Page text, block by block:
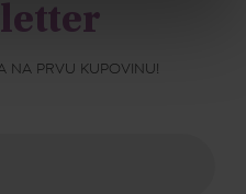
NA PRVU KUPOVINU!